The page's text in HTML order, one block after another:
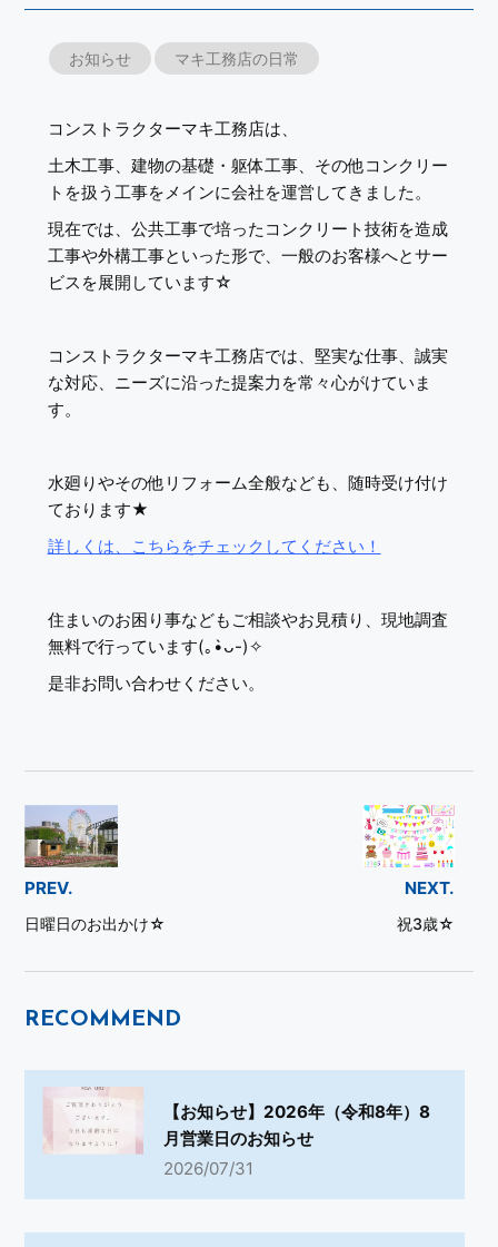
お知らせ マキ工務店の日常
コンストラクターマキ工務店は、
土木工事、建物の基礎・躯体工事、その他コンクリー
トを扱う工事をメインに会社を運営してきました。
現在では、公共工事で培ったコンクリート技術を造成
工事や外構工事といった形で、一般のお客様へとサー
ビスを展開しています☆
コンストラクターマキ工務店では、堅実な仕事、誠実
な対応、ニーズに沿った提案力を常々心がけていま
す。
水廻りやその他リフォーム全般なども、随時受け付け
ております★
詳しくは、こちらをチェックしてください！
住まいのお困り事などもご相談やお見積り、現地調査
無料で行っています(｡•̀ᴗ-)✧
是非お問い合わせください。
PREV.
日曜日のお出かけ☆
NEXT.
祝3歳☆
RECOMMEND
【お知らせ】2026年（令和8年）8
月営業日のお知らせ
2026/07/31